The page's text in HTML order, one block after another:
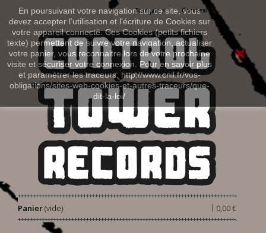
En poursuivant votre navigation sur ce site, vous
devez accepter l’utilisation et l'écriture de Cookies sur
votre appareil connecté. Ces Cookies (petits fichiers
texte) permettent de suivre votre navigation, actualiser
votre panier, vous reconnaitre lors de votre prochaine
visite et sécuriser votre connexion. Pour en savoir plus
et paramétrer les traceurs: http://www.cnil.fr/vos-
obligations/sites-web-cookies-et-autres-traceurs/que-
dit-la-loi/
Connexion
Français
Panier 0,00 €
|
(vide)